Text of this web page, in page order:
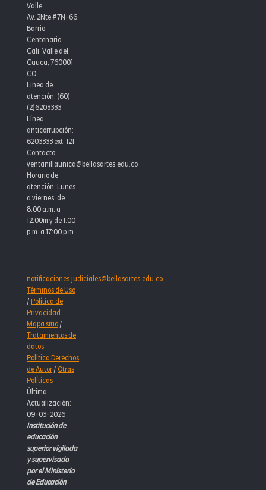
Valle
Av. 2Nte #7N-66
Barrio
Centenario
Cali, Valle del
Cauca, 760001,
CO
Linea de
atención: (60)
(2)6203333
Línea
anticorrupción:
6203333 ext. 121
Contacto:
ventanillaunica@bellasartes.edu.co
Horario de
atención: Lunes
a viernes, de
8:00 a.m. a
12:00m y de 1:00
p.m. a 17:00 p.m.
notificaciones.judiciales@bellasartes.edu.co
Términos de Uso
/Política de
Privacidad
Mapa sitio/
Tratamientos de
datos
Política Derechos
de Autor/Otras
Políticas
Última
Actualización:
09-03-2026
Institución de
educación
superior vigilada
y supervisada
por el Ministerio
de Educación